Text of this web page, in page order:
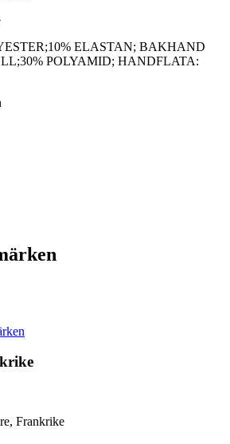
ELASTAN; BAKHAND
POLYAMID; HANDFLATA:
Frankrike